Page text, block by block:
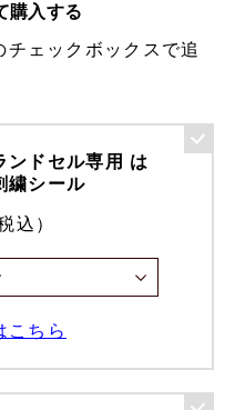
購入する
ェックボックスで追
ンドセル専用 は
繍シール
込）
こちら